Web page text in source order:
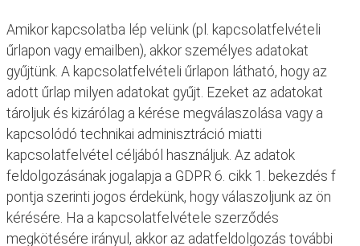
Amikor kapcsolatba lép velünk (pl. kapcsolatfelvételi
űrlapon vagy emailben), akkor személyes adatokat
gyűjtünk. A kapcsolatfelvételi űrlapon látható, hogy az
adott űrlap milyen adatokat gyűjt. Ezeket az adatokat
tároljuk és kizárólag a kérése megválaszolása vagy a
kapcsolódó technikai adminisztráció miatti
kapcsolatfelvétel céljából használjuk. Az adatok
feldolgozásának jogalapja a GDPR 6. cikk 1. bekezdés f
pontja szerinti jogos érdekünk, hogy válaszoljunk az ön
kérésére. Ha a kapcsolatfelvétele szerződés
megkötésére irányul, akkor az adatfeldolgozás további